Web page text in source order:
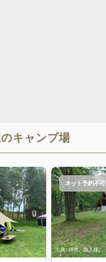
キャンプ場
出典:拝啓、旅人様。
ネット予約不可